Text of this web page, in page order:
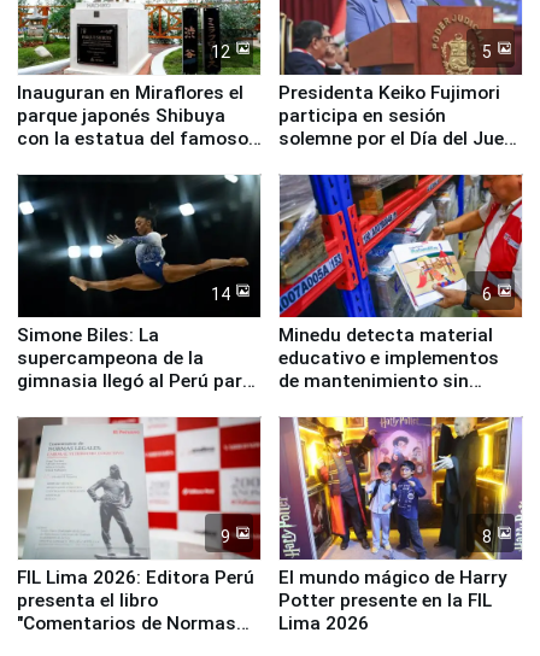
12
Inauguran en Miraflores el
parque japonés Shibuya
con la estatua del famoso
5
Presidenta Keiko Fujimori
participa en sesión
solemne por el Día del Juez
14
Simone Biles: La
supercampeona de la
gimnasia llegó al Perú para
Panamericanos Lima 2027
6
Minedu detecta material
educativo e implementos
de mantenimiento sin
la UGEL 2
9
FIL Lima 2026: Editora Perú
presenta el libro
"Comentarios de Normas
8
El mundo mágico de Harry
Potter presente en la FIL
Lima 2026